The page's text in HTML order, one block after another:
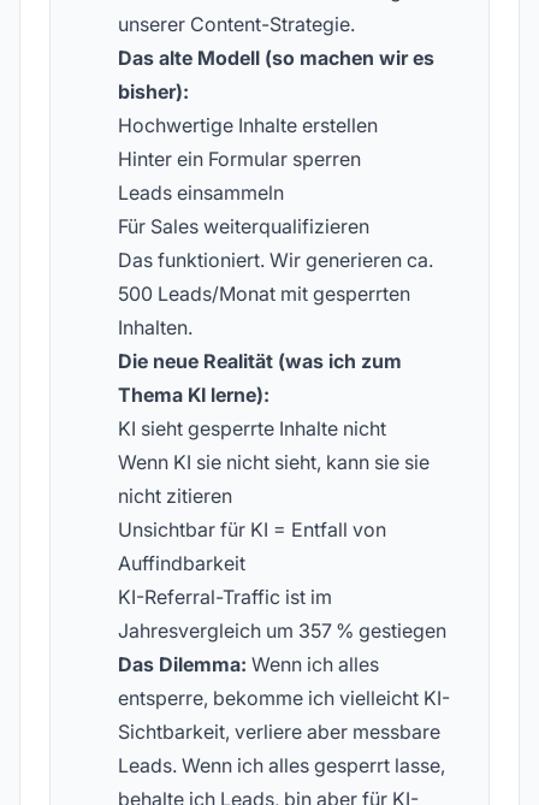
unserer Content-Strategie.
Das alte Modell (so machen wir es
bisher):
Hochwertige Inhalte erstellen
Hinter ein Formular sperren
Leads einsammeln
Für Sales weiterqualifizieren
Das funktioniert. Wir generieren ca.
500 Leads/Monat mit gesperrten
Inhalten.
Die neue Realität (was ich zum
Thema KI lerne):
KI sieht gesperrte Inhalte nicht
Wenn KI sie nicht sieht, kann sie sie
nicht zitieren
Unsichtbar für KI = Entfall von
Auffindbarkeit
KI-Referral-Traffic ist im
Jahresvergleich um 357 % gestiegen
Das Dilemma: Wenn ich alles
entsperre, bekomme ich vielleicht KI-
Sichtbarkeit, verliere aber messbare
Leads. Wenn ich alles gesperrt lasse,
behalte ich Leads, bin aber für KI-